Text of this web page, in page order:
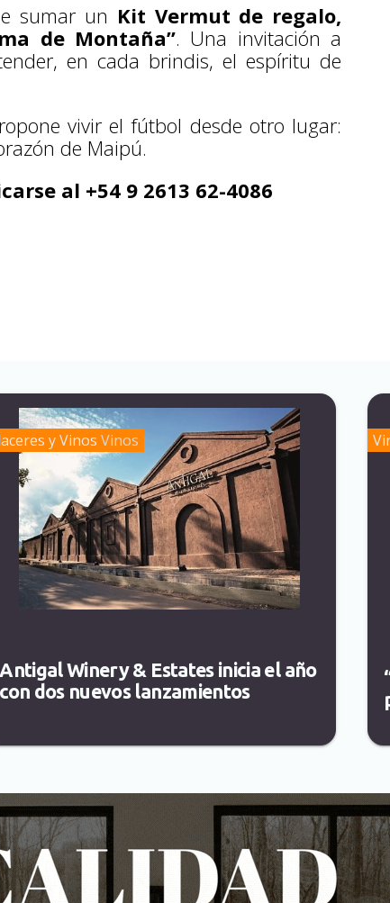
sumar un Kit Vermut de regalo,
de Montaña”. Una invitación a
en cada brindis, el espíritu de
vivir el fútbol desde otro lugar:
de Maipú.
al +54 9 2613 62-4086
y Vinos Vinos
Antigal Winery & Estates inicia el año
con dos nuevos lanzamientos